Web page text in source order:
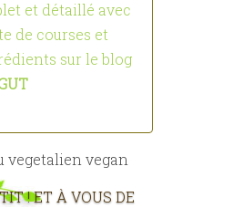
et détaillé avec
de courses et
sur le blog
! ET À VOUS DE